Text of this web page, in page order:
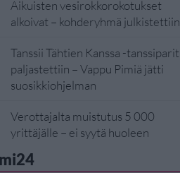
Aikuisten vesirokkorokotukset
alkoivat – kohderyhmä julkistettiin
Tanssii Tähtien Kanssa -tanssiparit
paljastettiin – Vappu Pimiä jätti
suosikkiohjelman
Verottajalta muistutus 5 000
yrittäjälle – ei syytä huoleen